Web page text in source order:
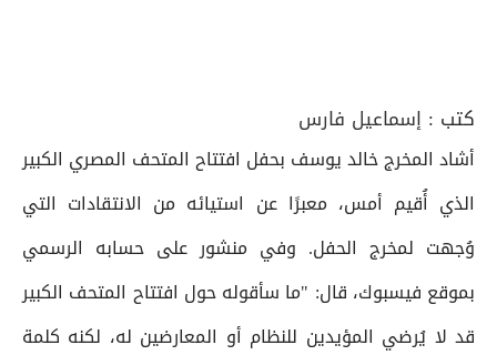
كتب : إسماعيل فارس
أشاد المخرج خالد يوسف بحفل افتتاح المتحف المصري الكبير
الذي أُقيم أمس، معبرًا عن استيائه من الانتقادات التي
وُجهت لمخرج الحفل. وفي منشور على حسابه الرسمي
بموقع فيسبوك، قال: "ما سأقوله حول افتتاح المتحف الكبير
قد لا يُرضي المؤيدين للنظام أو المعارضين له، لكنه كلمة